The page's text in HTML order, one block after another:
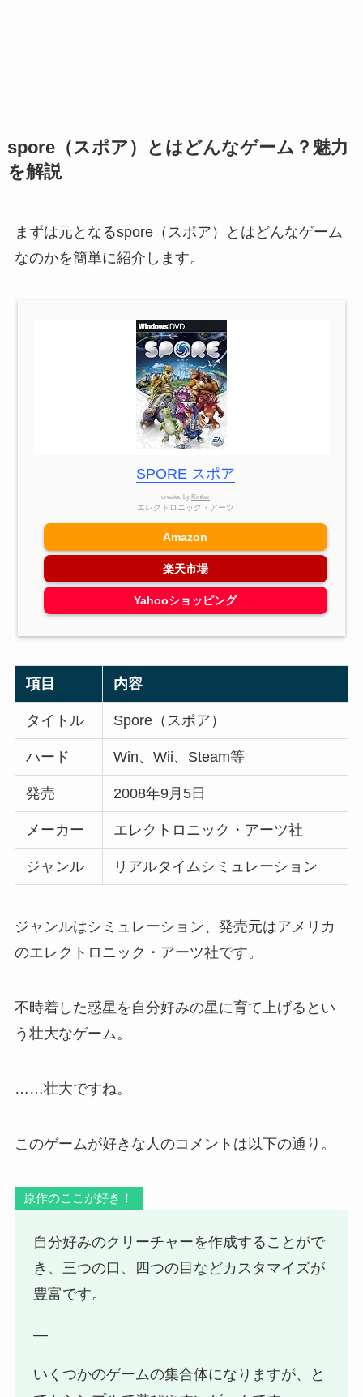
spore（スポア）とはどんなゲーム？魅力
を解説
まずは元となるspore（スポア）とはどんなゲーム
なのかを簡単に紹介します。
SPORE スポア
created by Rinker
エレクトロニック・アーツ
Amazon
楽天市場
Yahooショッピング
項目 内容
タイトル Spore（スポア）
ハード Win、Wii、Steam等
発売 2008年9月5日
メーカー エレクトロニック・アーツ社
ジャンル リアルタイムシミュレーション
ジャンルはシミュレーション、発売元はアメリカ
のエレクトロニック・アーツ社です。
不時着した惑星を自分好みの星に育て上げるとい
う壮大なゲーム。
……壮大ですね。
このゲームが好きな人のコメントは以下の通り。
原作のここが好き！
自分好みのクリーチャーを作成することがで
き、三つの口、四つの目などカスタマイズが
豊富です。
—
いくつかのゲームの集合体になりますが、と